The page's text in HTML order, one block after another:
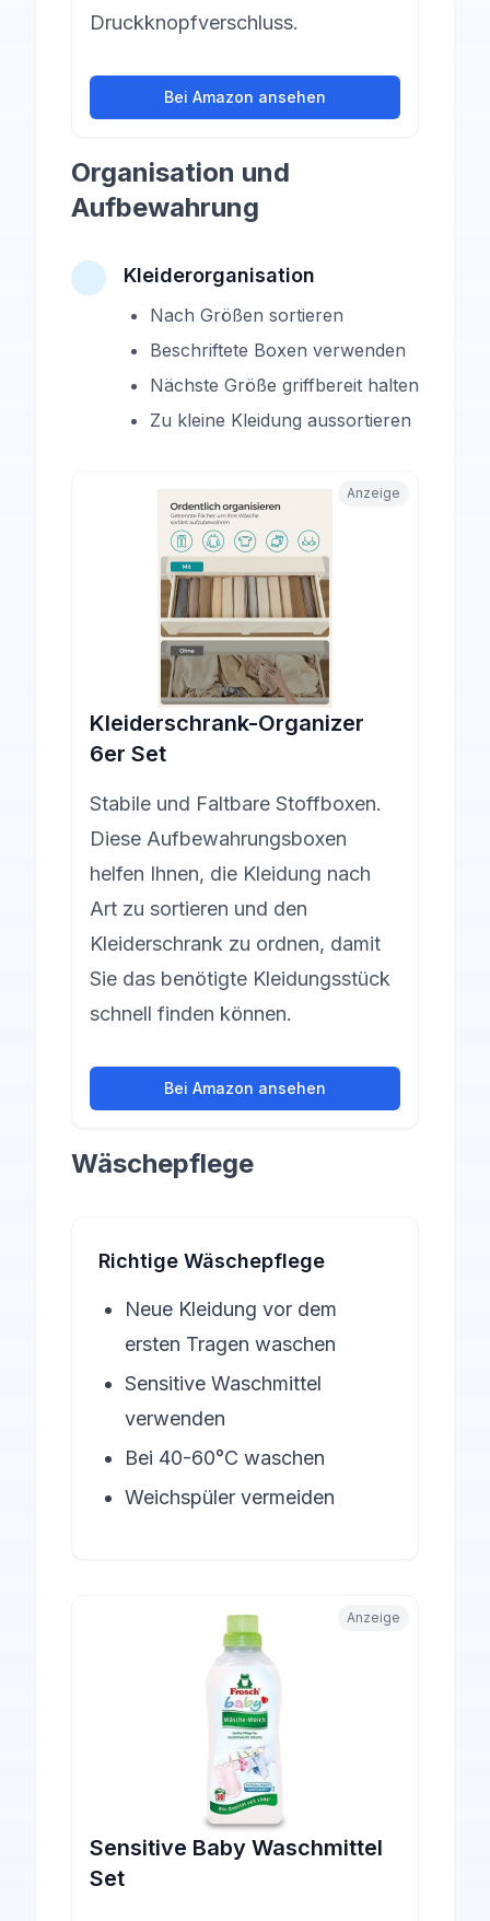
Druckknopfverschluss.
Bei Amazon ansehen
Organisation und
Aufbewahrung
Kleiderorganisation
Nach Größen sortieren
Beschriftete Boxen verwenden
Nächste Größe griffbereit halten
Zu kleine Kleidung aussortieren
Anzeige
Kleiderschrank-Organizer
6er Set
Stabile und Faltbare Stoffboxen.
Diese Aufbewahrungsboxen
helfen Ihnen, die Kleidung nach
Art zu sortieren und den
Kleiderschrank zu ordnen, damit
Sie das benötigte Kleidungsstück
schnell finden können.
Bei Amazon ansehen
Wäschepflege
Richtige Wäschepflege
Neue Kleidung vor dem
ersten Tragen waschen
Sensitive Waschmittel
verwenden
Bei 40-60°C waschen
Weichspüler vermeiden
Anzeige
Sensitive Baby Waschmittel
Set